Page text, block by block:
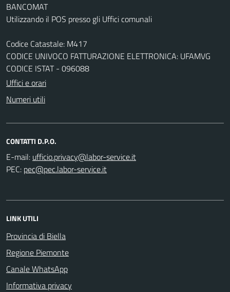
BANCOMAT
Utilizzando il POS presso gli Uffici comunali
Codice Catastale: M417
CODICE UNIVOCO FATTURAZIONE ELETTRONICA: UFAMVG
CODICE ISTAT - 096088
Uffici e orari
Numeri utili
CONTATTI D.P.O.
E-mail:
PEC:
LINK UTILI
Provincia di Biella
Regione Piemonte
Canale WhatsApp
Informativa privacy